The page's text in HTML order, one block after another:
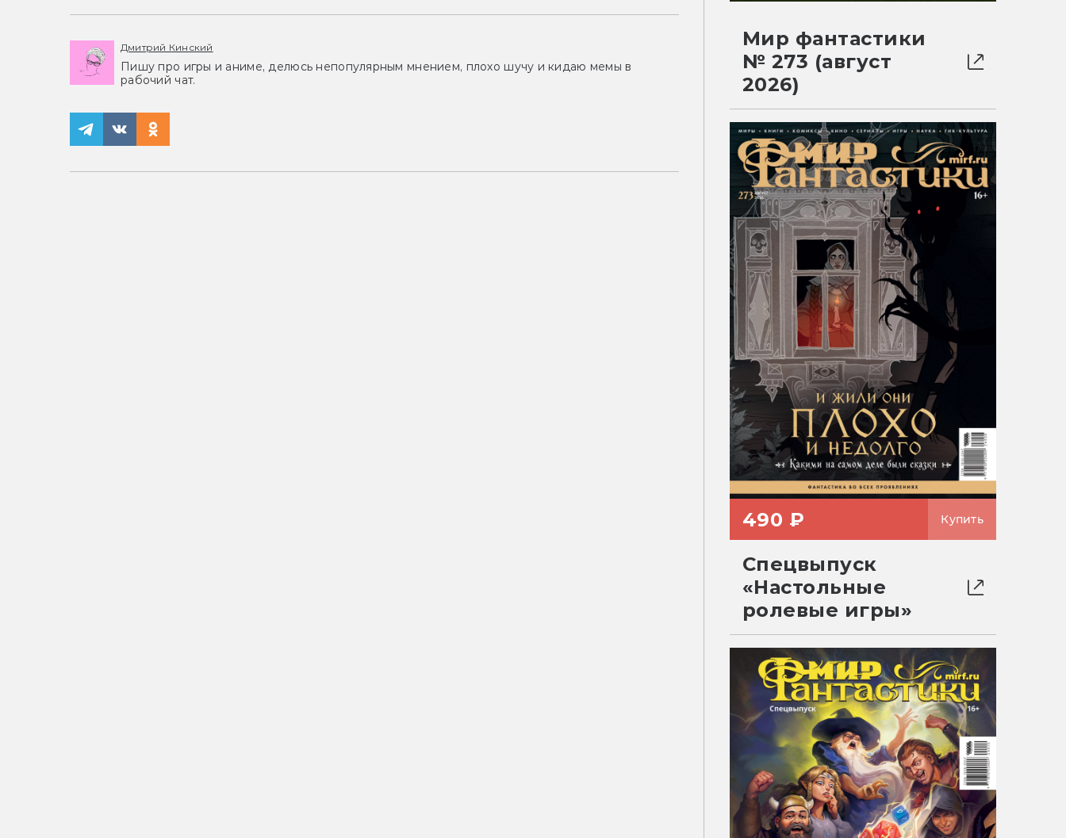
Дмитрий Кинский
Пишу про игры и аниме, делюсь непопулярным мнением, плохо шучу и кидаю мемы в
рабочий чат.
Мир фантастики
№ 273 (август
2026)
490 ₽ Купить
Спецвыпуск
«Настольные
ролевые игры»